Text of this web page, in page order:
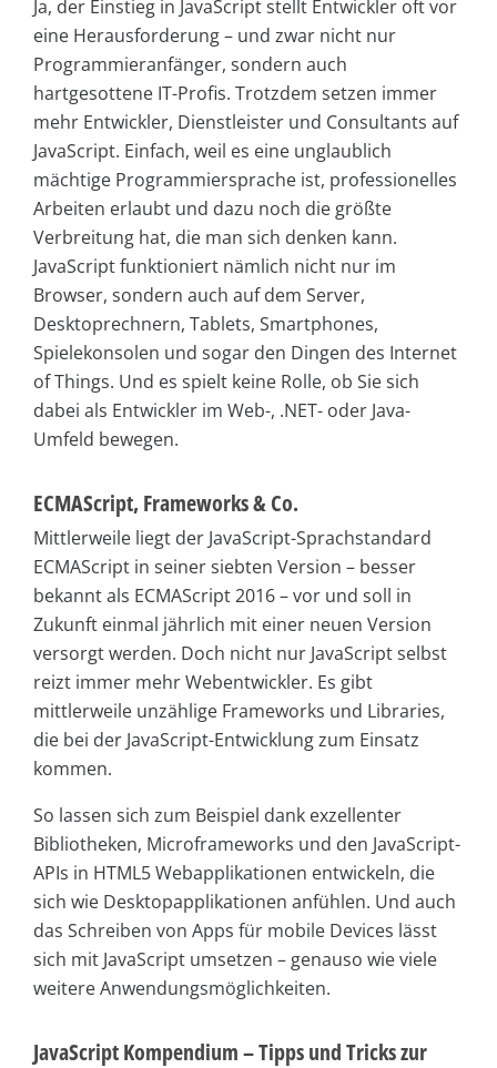
Ja, der Einstieg in JavaScript stellt Entwickler oft vor
eine Herausforderung – und zwar nicht nur
Programmieranfänger, sondern auch
hartgesottene IT-Profis. Trotzdem setzen immer
mehr Entwickler, Dienstleister und Consultants auf
JavaScript. Einfach, weil es eine unglaublich
mächtige Programmiersprache ist, professionelles
Arbeiten erlaubt und dazu noch die größte
Verbreitung hat, die man sich denken kann.
JavaScript funktioniert nämlich nicht nur im
Browser, sondern auch auf dem Server,
Desktoprechnern, Tablets, Smartphones,
Spielekonsolen und sogar den Dingen des Internet
of Things. Und es spielt keine Rolle, ob Sie sich
dabei als Entwickler im Web-, .NET- oder Java-
Umfeld bewegen.
ECMAScript, Frameworks & Co.
Mittlerweile liegt der JavaScript-Sprachstandard
ECMAScript in seiner siebten Version – besser
bekannt als ECMAScript 2016 – vor und soll in
Zukunft einmal jährlich mit einer neuen Version
versorgt werden. Doch nicht nur JavaScript selbst
reizt immer mehr Webentwickler. Es gibt
mittlerweile unzählige Frameworks und Libraries,
die bei der JavaScript-Entwicklung zum Einsatz
kommen.
So lassen sich zum Beispiel dank exzellenter
Bibliotheken, Microframeworks und den JavaScript-
APIs in HTML5 Webapplikationen entwickeln, die
sich wie Desktopapplikationen anfühlen. Und auch
das Schreiben von Apps für mobile Devices lässt
sich mit JavaScript umsetzen – genauso wie viele
weitere Anwendungsmöglichkeiten.
JavaScript Kompendium – Tipps und Tricks zur